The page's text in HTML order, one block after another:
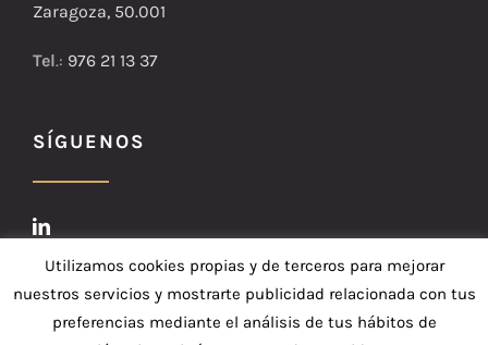
Zaragoza, 50.001
Tel.: 976 21 13 37
SÍGUENOS
Utilizamos cookies propias y de terceros para mejorar
nuestros servicios y mostrarte publicidad relacionada con tus
preferencias mediante el análisis de tus hábitos de